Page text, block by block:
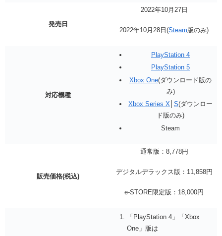
発売日
2022年10月27日
2022年10月28日(Steam 版のみ)
対応機種
PlayStation 4
PlayStation 5
Xbox One(ダウンロード版の
み)
Xbox Series X S(ダウンロー
ド版のみ)
Steam
販売価格(税込)
通常版：8,778円
デジタルデラックス版：11,858円
e-STORE限定版：18,000円
「PlayStation 4」「Xbox
One」版は